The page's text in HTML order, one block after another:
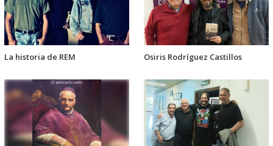
La historia de REM Osiris Rodríguez Castillos